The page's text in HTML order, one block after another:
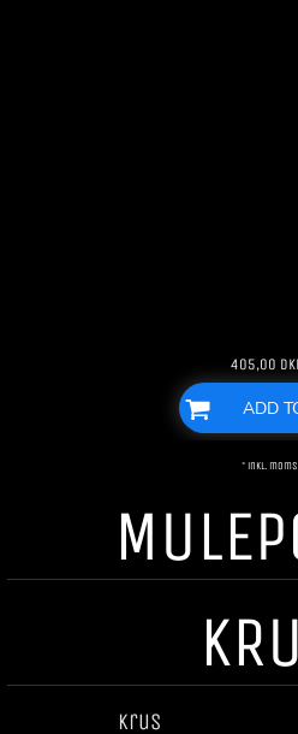
405,00
ADD
* inkl. moms
Krus